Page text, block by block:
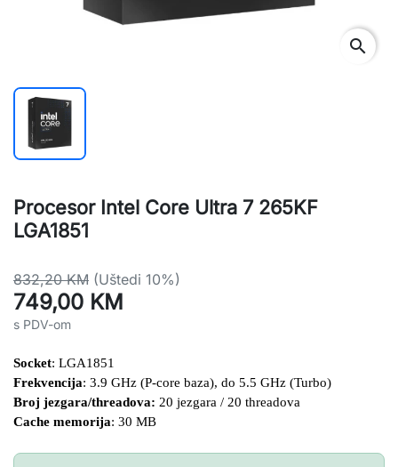
search
Procesor Intel Core Ultra 7 265KF
LGA1851
832,20 KM (Uštedi 10%)
749,00 KM
s PDV-om
Socket: LGA1851
Frekvencija: 3.9 GHz (P-core baza), do 5.5 GHz (Turbo)
Broj jezgara/threadova: 20 jezgara / 20 threadova
Cache memorija: 30 MB